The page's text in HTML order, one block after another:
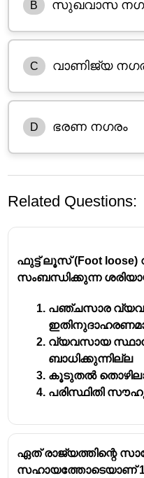
B സുഖവാസ
C വാണിജ്യ
D ഭരണ നഗരം
Related Questions:
ഫുട്ട് ലൂസ് (Foot
സംബന്ധിക്കുന്ന
പഞ്ചസാര
വ്യവസായ
ബാധിക്കുന്നില്ല
കൂടുതൽ
പരിസ്ഥിതി
ഏത് രാജ്യത്തിന്റെ
സഹായത്തോടെയാണ്